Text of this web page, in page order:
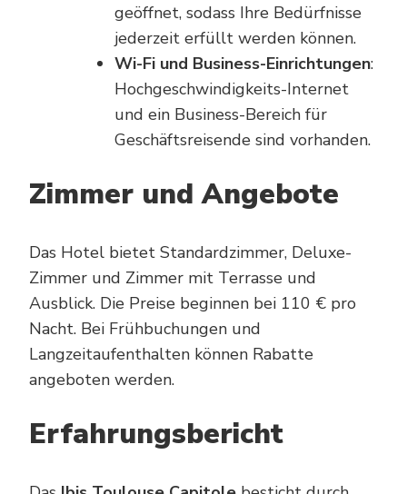
geöffnet, sodass Ihre Bedürfnisse
jederzeit erfüllt werden können.
Wi-Fi und Business-Einrichtungen:
Hochgeschwindigkeits-Internet
und ein Business-Bereich für
Geschäftsreisende sind vorhanden.
Zimmer und Angebote
Das Hotel bietet Standardzimmer, Deluxe-
Zimmer und Zimmer mit Terrasse und
Ausblick. Die Preise beginnen bei 110 € pro
Nacht. Bei Frühbuchungen und
Langzeitaufenthalten können Rabatte
angeboten werden.
Erfahrungsbericht